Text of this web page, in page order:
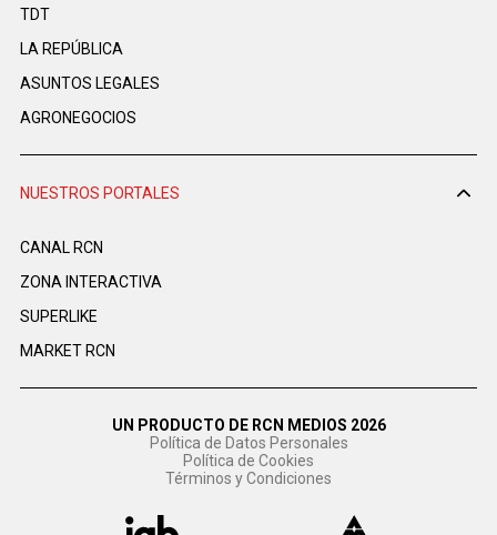
TDT
LA REPÚBLICA
ASUNTOS LEGALES
AGRONEGOCIOS
NUESTROS PORTALES
CANAL RCN
ZONA INTERACTIVA
SUPERLIKE
MARKET RCN
UN PRODUCTO DE RCN MEDIOS 2026
Política de Datos Personales
Política de Cookies
Términos y Condiciones